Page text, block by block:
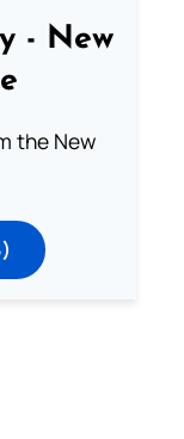
- New
the New